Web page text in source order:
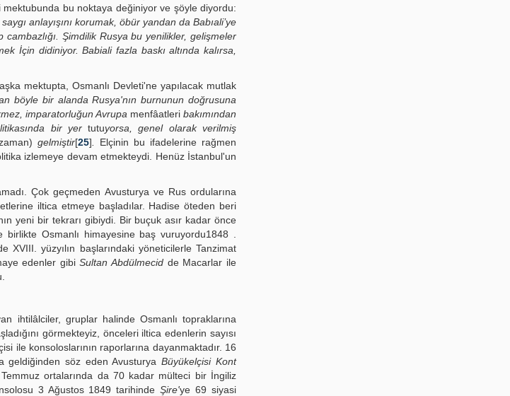
mektubunda bu noktaya değiniyor ve şöyle diyordu:
anla­yışını korumak, öbür yandan da Babıali’ye
Şimdilik Rusya bu yenilikler, gelişmeler
İçin didiniyor. Babiali fazla baskı altında kalırsa,
mektupta, Osmanlı Devleti'ne yapılacak mutlak
böyle bir alanda Rusya'nın burnunun doğrusuna
imparatorluğun Avrupa menfâatleri bakımından
bir yer tutuyorsa, genel olarak verilmiş
gelmiştir[25]
Elçinin bu ifadelerine rağmen
izlemeye devam etmekteydi. Henüz İstanbul'un
Çok geçmeden Avusturya ve Rus ordularına
iltica etmeye başladılar. Hadise öteden beri
yeni bir tekrarı gibiydi. Bir buçuk asır kadar önce
birlikte Osmanlı himayesine baş vuruyordu1848 .
XVIII. yüzyılın başlarındaki yöneticilerle Tanzimat
edenler gibiSultan Abdülmecid de Macarlar ile
ihtilâlciler, gruplar halinde Osmanlı topraklarına
görmekteyiz, önceleri iltica edenlerin sayısı
ile konsoloslarının raporlarına dayanmaktadır. 16
geldiğinden söz eden AvusturyaBüyükelçisi Kont
ortalarında da 70 kadar mülteci bir İngiliz
3 Ağustos 1849 tarihindeŞire'ye 69 siyasi